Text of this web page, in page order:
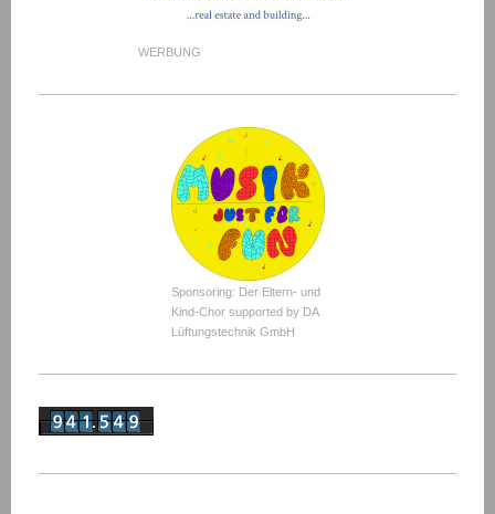
WERBUNG
Sponsoring: Der Eltern- und
Kind-Chor supported by DA
Lüftungstechnik GmbH